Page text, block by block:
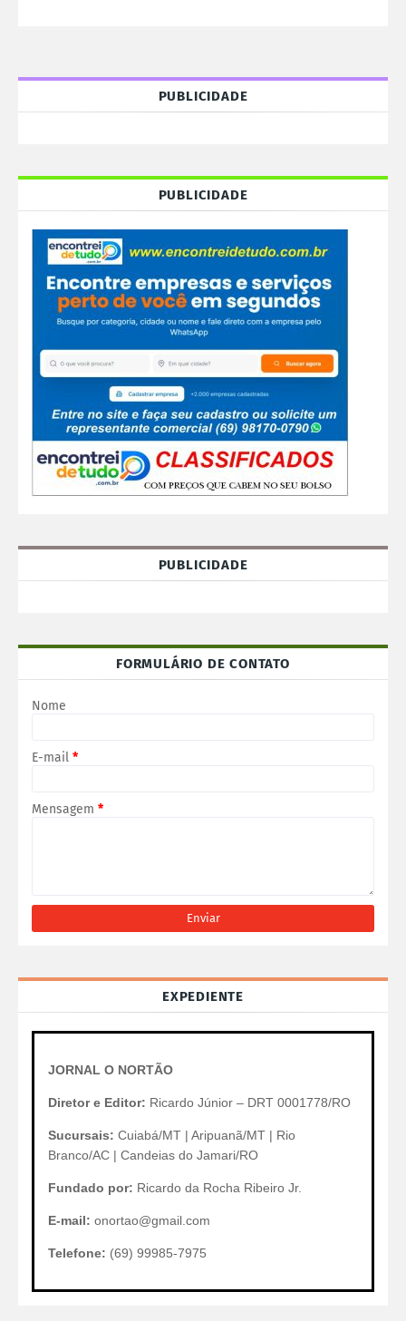
PUBLICIDADE
PUBLICIDADE
PUBLICIDADE
FORMULÁRIO DE CONTATO
Nome
E-mail *
Mensagem *
EXPEDIENTE
JORNAL O NORTÃO
Diretor e Editor: Ricardo Júnior – DRT 0001778/RO
Sucursais: Cuiabá/MT | Aripuanã/MT | Rio
Branco/AC | Candeias do Jamari/RO
Fundado por: Ricardo da Rocha Ribeiro Jr.
E-mail: onortao@gmail.com
Telefone: (69) 99985-7975